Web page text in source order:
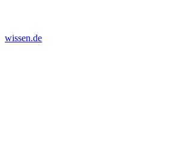
wissen.de